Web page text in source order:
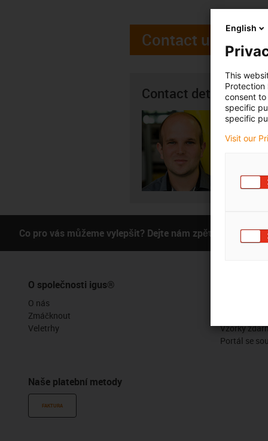
Contact us
Contact details
igus-
Co pro vás můžeme vylepšit? Dejte nám zpětnou vazbu.
O společnosti igus®
O nás
Zmáčknout
Veletrhy
Naše platební metody
FAKTURA
Vzorky
Portál se
English
This
Protection
consent
specific
specific
Visit our